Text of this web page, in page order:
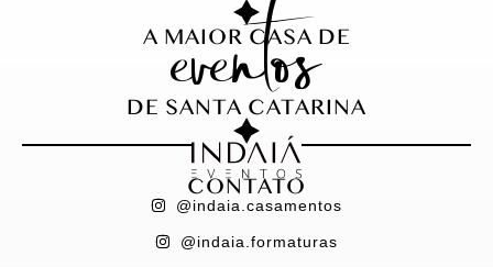
A MAIOR CASA DE
eventos
DE SANTA CATARINA
CONTATO
@indaia.casamentos
@indaia.formaturas